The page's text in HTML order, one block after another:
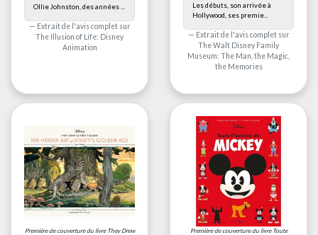
Ollie Johnston, des années ...
Extrait de l'avis complet sur
The Illusion of Life: Disney
Animation
Les débuts, son arrivée à
Hollywood, ses premie...
Extrait de l'avis complet sur
The Walt Disney Family
Museum: The Man, the Magic,
the Memories
Première de couverture du livre They Drew
Première de couverture du livre Toute